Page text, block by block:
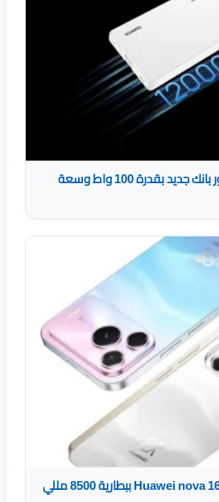
هواوي تكشف عن باور بانك جديد بقدرة 100 واط وسعة
الإعلان رسميًا عن Huawei nova 16 SE ببطارية 8500 مللي